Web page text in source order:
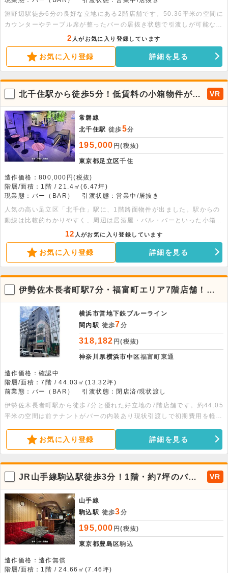
淵野辺駅徒歩6分の良好な立地にある2階店舗です。50.36平米の空間に
カウンターやテーブル席が整ったバーの居抜き状態で引渡しが可能なた
め、スムーズに開業できます。ぜひ気軽にお問い合わせください。
2 人がお気に入り登録しています
お気に入り登録 詳細を見る
北千住駅から徒歩5分！低賃料の小箱物件が出
ました。
VR
常磐線
北千住駅 徒歩5分
195,000 円(税抜)
東京都足立区千住
造作価格：800,000円(税抜)
階層/面積：1階 / 21.4㎡(6.47坪)
現業態：バー（BAR）
引渡状態：営業中/居抜き
人気の高い足立区「北千住」駅に、1階路面物件が出ました。駅からの
動線は比較的わかりやすく、周辺は居酒屋・バル・バーといった小箱の
飲食店が軒を連ねております。検討出来る業態に制限はありますが、約
6.5坪と人気の小箱物件です。取得費用も比較的抑えられる為、予算を
抑えての出店が可能です。その為初めて出店を予定される方や、小規模
での店舗を検討している方に特におすすめな物件です。なかなか出ない
立地ですので、ご興味ある方は是非お早めにお問い合わせ下さい。
12 人がお気に入り登録しています
お気に入り登録 詳細を見る
伊勢佐木長者町駅7分・福富町エリア7階店舗！飲
食店も対応可能
横浜市営地下鉄ブルーライン
関内駅 徒歩7分
318,182 円(税抜)
神奈川県横浜市中区福富町東通
造作価格：確認中
階層/面積：7階 / 44.03㎡(13.32坪)
前業態：バー（BAR）
引渡状態：閉店済/現状渡し
伊勢佐木長者町駅から徒歩7分と優れた好立地の7階店舗です。約44.05
平米の空間は前テナントがバーの内装あり現状引渡しで初期費用を軽減
お気に入り登録 詳細を見る
JR山手線駒込駅徒歩3分！1階・約7坪のバー
居抜き物件が出ました。
VR
山手線
駒込駅 徒歩3分
195,000 円(税抜)
東京都豊島区駒込
造作価格：造作無償
階層/面積：1階 / 24.66㎡(7.46坪)